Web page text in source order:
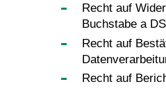
Recht auf
Buchstabe a
Recht auf
Recht auf